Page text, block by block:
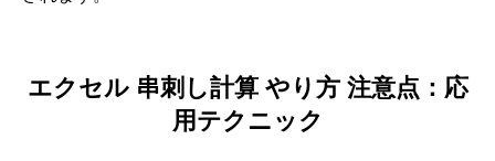
エクセル 串刺し計算 やり方 注意点：応
用テクニック